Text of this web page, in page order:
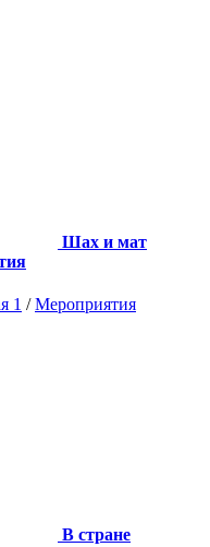
Шах и мат
1 /Мероприятия
В стране